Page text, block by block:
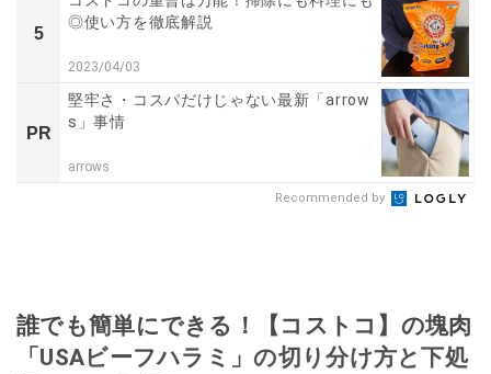
5
◎使い方を徹底解説
2023/04/03
PR
堅牢さ・コスパだけじゃない最新「arrow
s」事情
arrows
Recommended by
誰でも簡単にできる！【コストコ】の塊肉
「USAビーフハラミ」の切り分け方と下処